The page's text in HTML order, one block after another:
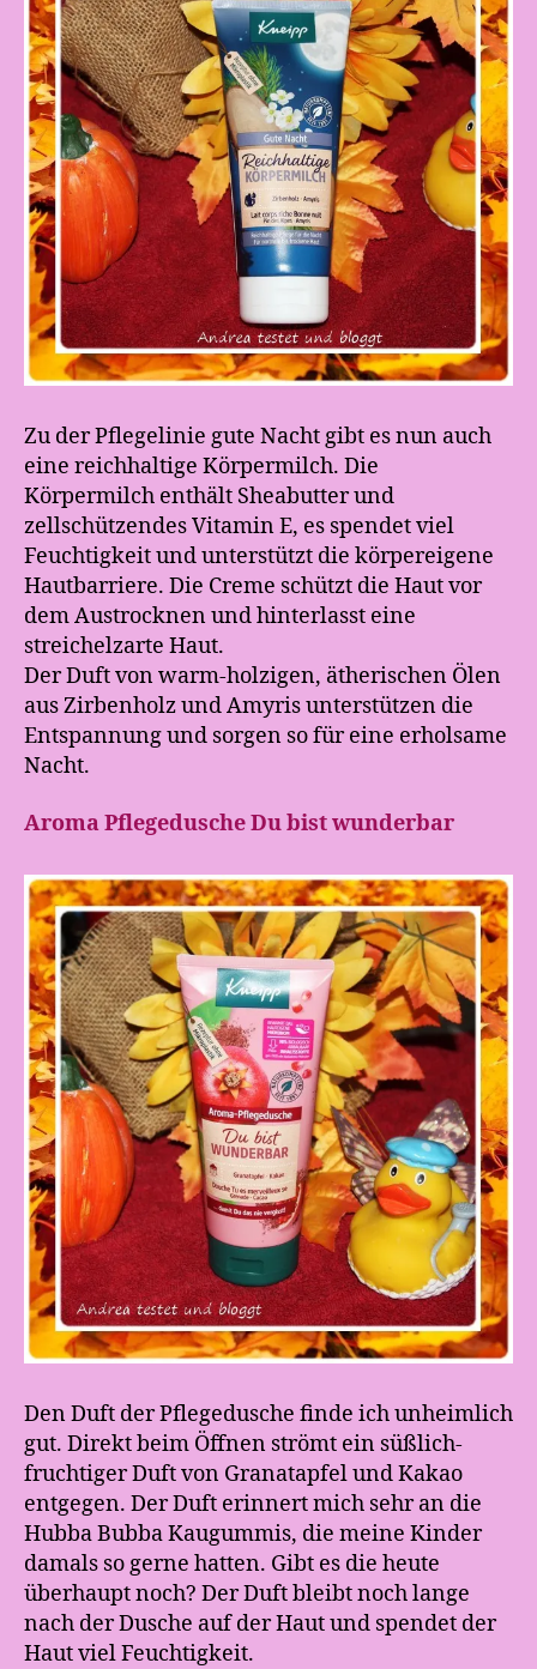
Zu der Pflegelinie gute Nacht gibt es nun auch
eine reichhaltige Körpermilch. Die
Körpermilch enthält Sheabutter und
zellschützendes Vitamin E, es spendet viel
Feuchtigkeit und unterstützt die körpereigene
Hautbarriere. Die Creme schützt die Haut vor
dem Austrocknen und hinterlasst eine
streichelzarte Haut.
Der Duft von warm-holzigen, ätherischen Ölen
aus Zirbenholz und Amyris unterstützen die
Entspannung und sorgen so für eine erholsame
Nacht.
Aroma Pflegedusche Du bist wunderbar
Den Duft der Pflegedusche finde ich unheimlich
gut. Direkt beim Öffnen strömt ein süßlich-
fruchtiger Duft von Granatapfel und Kakao
entgegen. Der Duft erinnert mich sehr an die
Hubba Bubba Kaugummis, die meine Kinder
damals so gerne hatten. Gibt es die heute
überhaupt noch? Der Duft bleibt noch lange
nach der Dusche auf der Haut und spendet der
Haut viel Feuchtigkeit.